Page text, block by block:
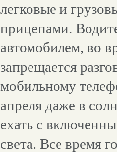
легковые и
прицепами.
автомобилем, во
запрещается
мобильному
апреля даже в
ехать с
света. Все время